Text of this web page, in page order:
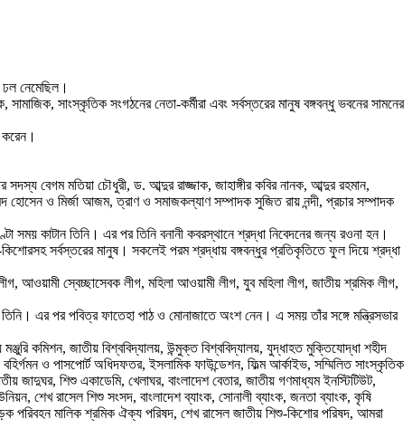
ঢল নেমেছিল।
সাংস্কৃতিক সংগঠনের নেতা-কর্মীরা এবং সর্বস্তরের মানুষ বঙ্গবন্ধু ভবনের সামনের
করেন।
বেগম মতিয়া চৌধুরী, ড. আব্দুর রাজ্জাক, জাহাঙ্গীর কবির নানক, আব্দুর রহমান,
হোসেন ও মির্জা আজম, ত্রাণ ও সমাজকল্যাণ সম্পাদক সুজিত রায় নন্দী, প্রচার সম্পাদক
সময় কাটান তিনি। এর পর তিনি বনানী কবরস্থানে শ্রদ্ধা নিবেদনের জন্য রওনা হন।
সর্বস্তরের মানুষ। সকলেই পরম শ্রদ্ধায় বঙ্গবন্ধুর প্রতিকৃতিতে ফুল দিয়ে শ্রদ্ধা
আওয়ামী স্বেচ্ছাসেবক লীগ, মহিলা আওয়ামী লীগ, যুব মহিলা লীগ, জাতীয় শ্রমিক লীগ,
এর পর পবিত্র ফাতেহা পাঠ ও মোনাজাতে অংশ নেন। এ সময় তাঁর সঙ্গে মন্ত্রিসভার
মঞ্জুরি কমিশন, জাতীয় বিশ্ববিদ্যালয়, উন্মুক্ত বিশ্ববিদ্যালয়, যুদ্ধাহত মুক্তিযোদ্ধা শহীদ
ও পাসপোর্ট অধিদফতর, ইসলামিক ফাউন্ডেশন, ফিল্ম আর্কাইভ, সম্মিলিত সাংস্কৃতিক
জাদুঘর, শিশু একাডেমি, খেলাঘর, বাংলাদেশ বেতার, জাতীয় গণমাধ্যম ইনস্টিটিউট,
শেখ রাসেল শিশু সংসদ, বাংলাদেশ ব্যাংক, সোনালী ব্যাংক, জনতা ব্যাংক, কৃষি
পরিবহন মালিক শ্রমিক ঐক্য পরিষদ, শেখ রাসেল জাতীয় শিশু-কিশোর পরিষদ, আমরা